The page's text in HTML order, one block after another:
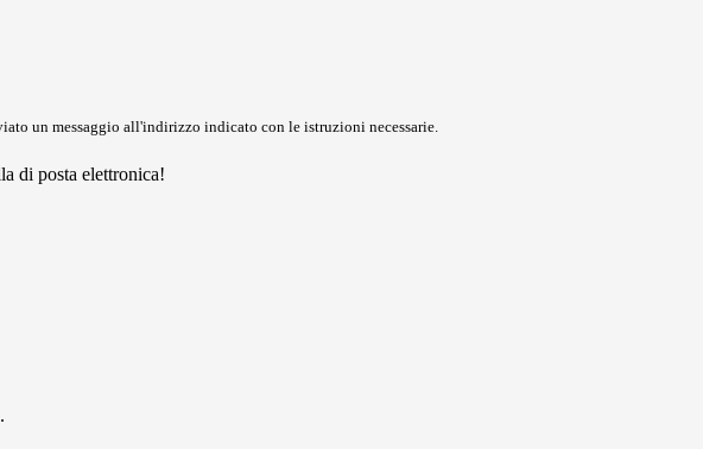
un messaggio all'indirizzo indicato con le istruzioni necessarie.
di posta elettronica!